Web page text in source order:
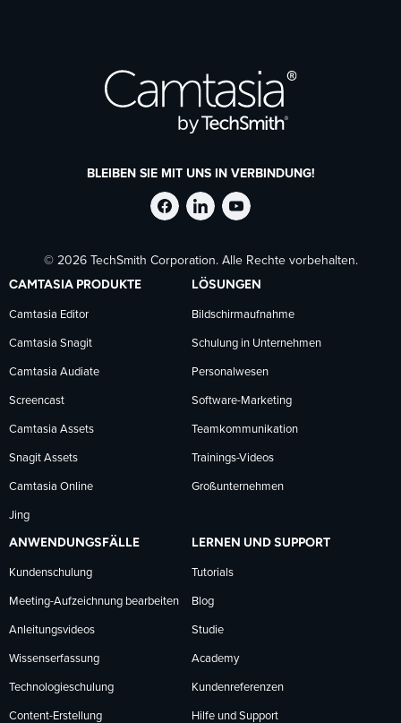
BLEIBEN SIE MIT UNS IN VERBINDUNG!
TechSmith
auf
Facebook
folgen
TechSmith
auf
LinkedIn
folgen
TechSmith
auf
YouTube
© 2026 TechSmith Corporation. Alle Rechte vorbehalten.
CAMTASIA PRODUKTE
Camtasia Editor
Camtasia Snagit
Camtasia Audiate
Screencast
Camtasia Assets
Snagit Assets
Camtasia Online
Jing
LÖSUNGEN
Bildschirmaufnahme
Schulung in Unternehmen
Personalwesen
Software-Marketing
Teamkommunikation
Trainings-Videos
Großunternehmen
ANWENDUNGSFÄLLE
Kundenschulung
Meeting-Aufzeichnung bearbeiten
Anleitungsvideos
Wissenserfassung
Technologieschulung
Content-Erstellung
LERNEN UND SUPPORT
Tutorials
Blog
Studie
Academy
Kundenreferenzen
Hilfe und Support